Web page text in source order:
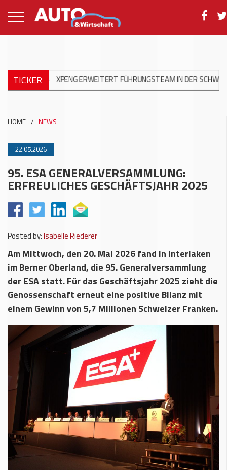
TICKER
+++ XPENG ERWEITERT FÜHRUNGSTEAM IN DER SCHWEIZ +++
HOME / NEWS
22.05.2026
95. ESA GENERALVERSAMMLUNG:
ERFREULICHES GESCHÄFTSJAHR 2025
Posted by:Isabelle Riederer
Am Mittwoch, den 20. Mai 2026 fand in Interlaken
im Berner Oberland, die 95. Generalversammlung
der ESA statt. Für das Geschäftsjahr 2025 zieht die
Genossenschaft erneut eine positive Bilanz mit
einem Gewinn von 5,7 Millionen Schweizer Franken.